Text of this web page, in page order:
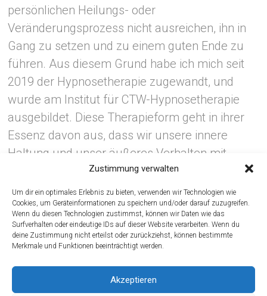
Zustimmung verwalten
Um dir ein optimales Erlebnis zu bieten, verwenden wir Technologien wie
Cookies, um Geräteinformationen zu speichern und/oder darauf zuzugreifen.
Wenn du diesen Technologien zustimmst, können wir Daten wie das
Surfverhalten oder eindeutige IDs auf dieser Website verarbeiten. Wenn du
deine Zustimmung nicht erteilst oder zurückziehst, können bestimmte
Merkmale und Funktionen beeinträchtigt werden.
Akzeptieren
persönlichen Heilungs- oder
Veränderungsprozess nicht ausreichen, ihn in
Gang zu setzen und zu einem guten Ende zu
führen. Aus diesem Grund habe ich mich seit
2019 der Hypnosetherapie zugewandt, und
wurde am Institut für CTW-Hypnosetherapie
ausgebildet. Diese Therapieform geht in ihrer
Essenz davon aus, dass wir unsere innere
Haltung und unser äußeres Verhalten mit
modernen Hypnosetechniken überprüfen, neu
gestalten und formen und über eine reine
Mentalkosmetik hinaus zu einem glücklicheren,
von normierten Anforderungen
unabhängigeren Selbst finden können.